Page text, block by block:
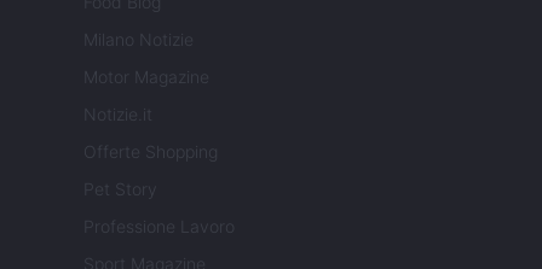
Milano Notizie
Motor Magazine
Notizie.it
Offerte Shopping
Pet Story
Professione Lavoro
Sport Magazine